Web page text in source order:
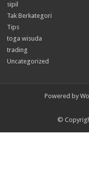
sipil
Tak Berkategori
Tips
toga wisuda
trading
Uncategorized
Powered by
©